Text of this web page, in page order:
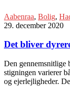
Aabenraa, Bolig,
29. december 2020
Det bliver
Den gennemsnitlige
stigningen varierer
og ejerlejligheder.